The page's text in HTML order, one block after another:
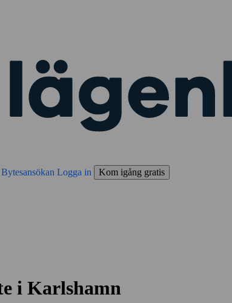
Bytesansökan Logga in Kom igång gratis
i Karlshamn